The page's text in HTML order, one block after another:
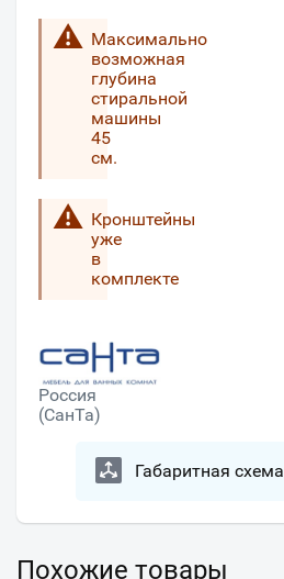
Максимально
возможная
глубина
стиральной
машины
45
см.
Кронштейны
уже
в
комплекте
Россия
(СанТа)
Габаритная схема
Похожие товары